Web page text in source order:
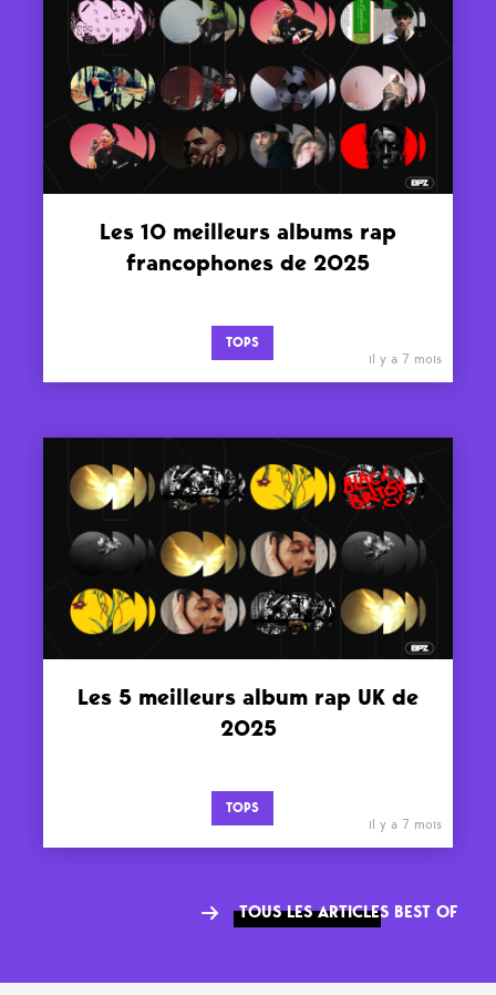
Les 10 meilleurs albums rap
francophones de 2025
TOPS
il y a 7 mois
Les 5 meilleurs album rap UK de
2025
TOPS
il y a 7 mois
TOUS LES ARTICLES BEST OF